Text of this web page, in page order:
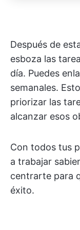
Después de
esboza las
día. Puedes
semanales.
priorizar las
alcanzar esos
Con todos tus
a trabajar
centrarte para
éxito.